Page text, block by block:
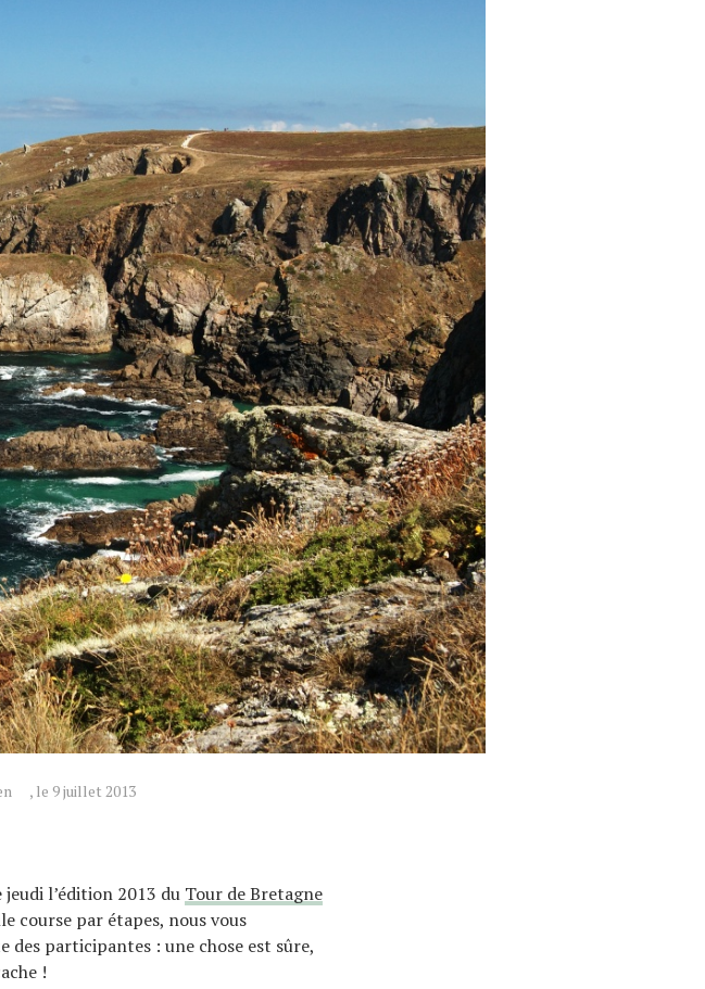
, le 9 juillet 2013
l’édition 2013 du Tour de Bretagne
course par étapes, nous vous
participantes : une chose est sûre,
!